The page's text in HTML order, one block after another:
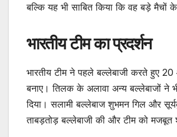
बल्कि यह भी साबित किया कि वह बड़े मैचों
भारतीय टीम का प्रदर्शन
भारतीय टीम ने पहले बल्लेबाजी करते हुए
बनाए। तिलक के अलावा अन्य बल्लेबाजों ने
दिया। सलामी बल्लेबाज शुभमन गिल और
ताबड़तोड़ बल्लेबाजी की और टीम को मजबूत